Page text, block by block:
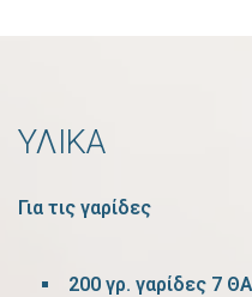
ΥΛΙΚΑ
Για τις γαρίδες
200 γρ. γαρίδες 7